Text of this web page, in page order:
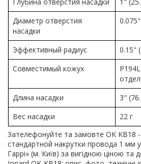
Диаметр отверстия
насадки
Эффективный радиус
0.15"
Совместимый кожух
Длина насадки
3"
Вес насадки
22 г
Зателефонуйте та замовте OK KB18
стандартной накрутки провода 1 мм у
Гаррі» (м. Київ) за вигідною ціною та